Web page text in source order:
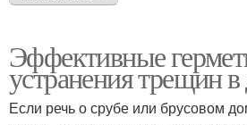
Эффективные
устранения трещин в
Если речь о срубе или брусовом